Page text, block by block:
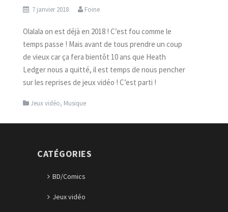
7 janvier 2018 Foine
Olalala on est déjà en 2018 ! C’est fou comme le
temps passe ! Mais avant de tous prendre un coup
de vieux car ça fera bientôt 10 ans que Heath
Ledger nous a quitté, il est temps de nous pencher
sur les reprises de jeux vidéo ! C’est parti !
Jeux vidéo, Musique
CATÉGORIES
BD/Comics
Jeux vidéo